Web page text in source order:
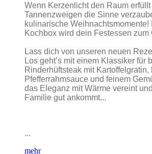
Wenn Kerzenlicht den Raum
Tannenzweigen die Sinne
kulinarische Weihnachtsmomente!
Kochbox wird dein Festessen zum
Lass dich von unseren neuen
Los geht’s mit einem Klassiker für
Rinderhüftsteak mit
Pfefferrahmsauce und feinem
das Eleganz mit Wärme vereint
Familie gut ankommt...
...
mehr